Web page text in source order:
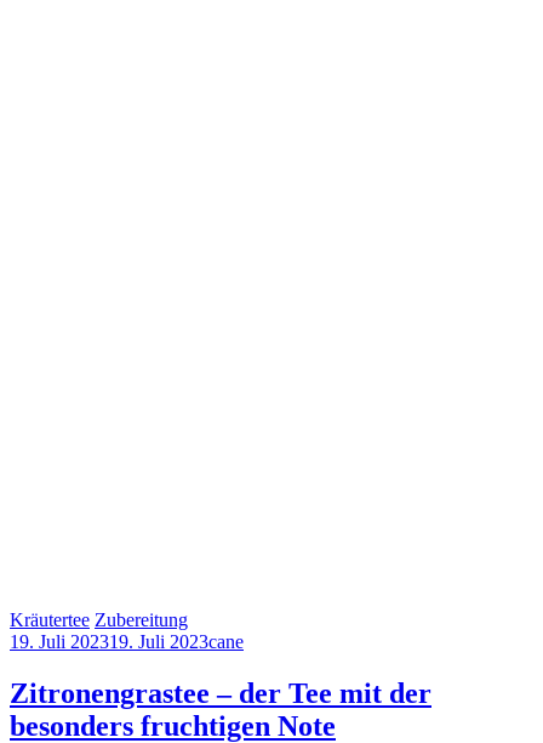
Kräutertee Zubereitung
19. Juli 202319. Juli 2023cane
Zitronengrastee – der Tee mit der
besonders fruchtigen Note